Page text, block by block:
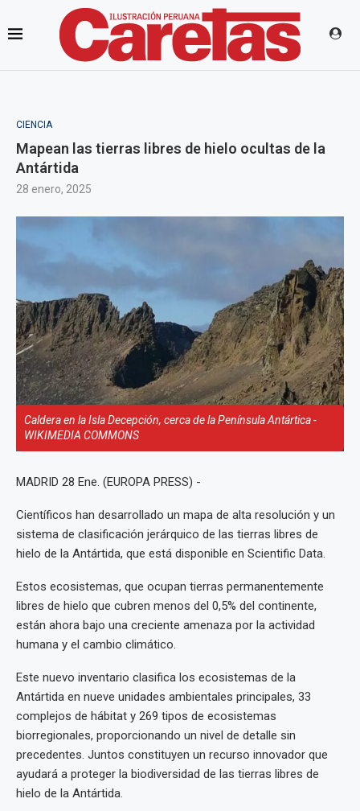
CIENCIA
Mapean las tierras libres de hielo ocultas de la
Antártida
28 enero, 2025
Caldera en la Isla Decepción, cerca de la Península Antártica -
WIKIMEDIA COMMONS
MADRID 28 Ene. (EUROPA PRESS) -
Científicos han desarrollado un mapa de alta resolución y un
sistema de clasificación jerárquico de las tierras libres de
hielo de la Antártida, que está disponible en Scientific Data.
Estos ecosistemas, que ocupan tierras permanentemente
libres de hielo que cubren menos del 0,5% del continente,
están ahora bajo una creciente amenaza por la actividad
humana y el cambio climático.
Este nuevo inventario clasifica los ecosistemas de la
Antártida en nueve unidades ambientales principales, 33
complejos de hábitat y 269 tipos de ecosistemas
biorregionales, proporcionando un nivel de detalle sin
precedentes. Juntos constituyen un recurso innovador que
ayudará a proteger la biodiversidad de las tierras libres de
hielo de la Antártida.